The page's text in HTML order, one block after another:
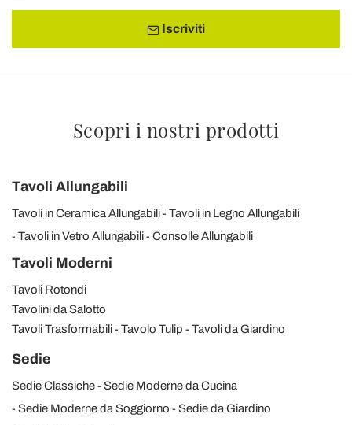
Iscriviti
Scopri i nostri prodotti
Tavoli Allungabili
Tavoli in Ceramica Allungabili
Tavoli in Legno Allungabili
Tavoli in Vetro Allungabili
Consolle Allungabili
Tavoli Moderni
Tavoli Rotondi
Tavolini da Salotto
Tavoli Trasformabili
Tavolo Tulip Tavoli da Giardino
Sedie
Sedie Classiche
Sedie Moderne da Cucina
Sedie Moderne da Soggiorno
Sedie da Giardino